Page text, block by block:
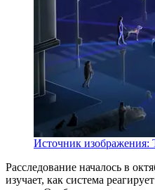
Источник изображения:
Расследование началось в
изучает, как система